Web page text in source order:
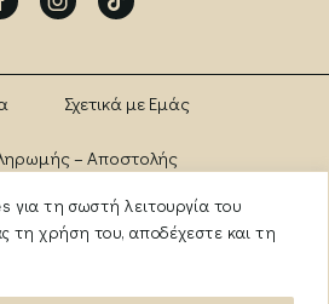
για τη σωστή λειτουργία του
τη χρήση του, αποδέχεστε και τη
Instagram
Tik-
Σχετικά με Εμάς
– Αποστολής
– Επιστροφών Brands